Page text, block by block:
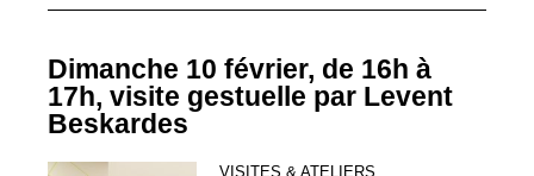
Dimanche 10 février, de 16h à
17h, visite gestuelle par Levent
Beskardes
VISITES & ATELIERS